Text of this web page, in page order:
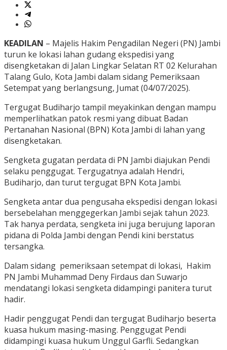
KEADILAN – Majelis Hakim Pengadilan Negeri (PN) Jambi
turun ke lokasi lahan gudang ekspedisi yang
disengketakan di Jalan Lingkar Selatan RT 02 Kelurahan
Talang Gulo, Kota Jambi dalam sidang Pemeriksaan
Setempat yang berlangsung, Jumat (04/07/2025).
Tergugat Budiharjo tampil meyakinkan dengan mampu
memperlihatkan patok resmi yang dibuat Badan
Pertanahan Nasional (BPN) Kota Jambi di lahan yang
disengketakan.
Sengketa gugatan perdata di PN Jambi diajukan Pendi
selaku penggugat. Tergugatnya adalah Hendri,
Budiharjo, dan turut tergugat BPN Kota Jambi.
Sengketa antar dua pengusaha ekspedisi dengan lokasi
bersebelahan menggegerkan Jambi sejak tahun 2023.
Tak hanya perdata, sengketa ini juga berujung laporan
pidana di Polda Jambi dengan Pendi kini berstatus
tersangka.
Dalam sidang pemeriksaan setempat di lokasi, Hakim
PN Jambi Muhammad Deny Firdaus dan Suwarjo
mendatangi lokasi sengketa didampingi panitera turut
hadir.
Hadir penggugat Pendi dan tergugat Budiharjo beserta
kuasa hukum masing-masing. Penggugat Pendi
didampingi kuasa hukum Unggul Garfli. Sedangkan